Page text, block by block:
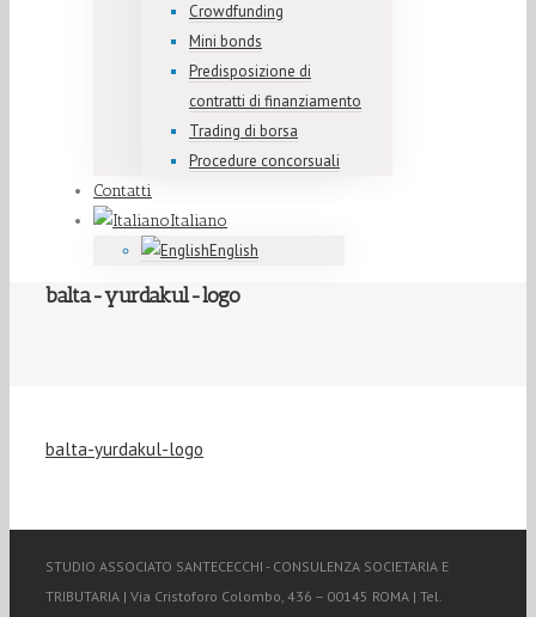
Crowdfunding
Mini bonds
Predisposizione di
contratti di finanziamento
Trading di borsa
Procedure concorsuali
Contatti
Italiano
English
balta-yurdakul-logo
balta-yurdakul-logo
STUDIO ASSOCIATO SANTECECCHI - CONSULENZA SOCIETARIA E
TRIBUTARIA | Via Cristoforo Colombo, 436 – 00145 ROMA | Tel.